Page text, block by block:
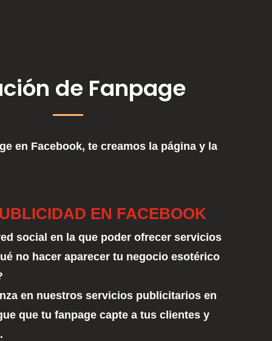
de Fanpage
en Facebook, te creamos la página y la
EN FACEBOOK
social en la que poder ofrecer servicios
no hacer aparecer tu negocio esotérico
en nuestros servicios publicitarios en
que tu fanpage capte a tus clientes y